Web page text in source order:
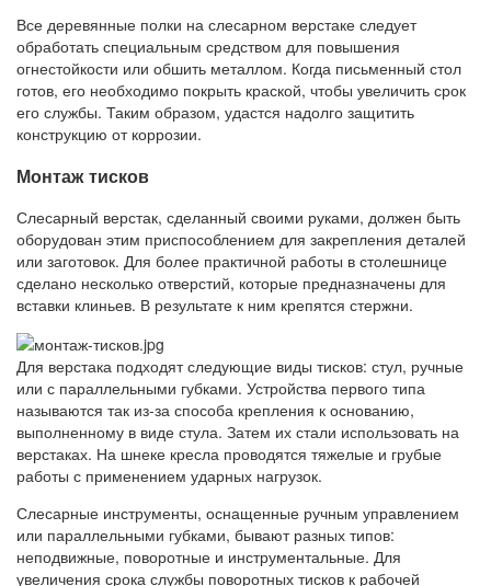
Все деревянные полки на слесарном верстаке следует
обработать специальным средством для повышения
огнестойкости или обшить металлом. Когда письменный стол
готов, его необходимо покрыть краской, чтобы увеличить срок
его службы. Таким образом, удастся надолго защитить
конструкцию от коррозии.
Монтаж тисков
Слесарный верстак, сделанный своими руками, должен быть
оборудован этим приспособлением для закрепления деталей
или заготовок. Для более практичной работы в столешнице
сделано несколько отверстий, которые предназначены для
вставки клиньев. В результате к ним крепятся стержни.
Для верстака подходят следующие виды тисков: стул, ручные
или с параллельными губками. Устройства первого типа
называются так из-за способа крепления к основанию,
выполненному в виде стула. Затем их стали использовать на
верстаках. На шнеке кресла проводятся тяжелые и грубые
работы с применением ударных нагрузок.
Слесарные инструменты, оснащенные ручным управлением
или параллельными губками, бывают разных типов:
неподвижные, поворотные и инструментальные. Для
увеличения срока службы поворотных тисков к рабочей